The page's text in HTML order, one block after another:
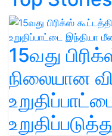
15வது
நிலையான